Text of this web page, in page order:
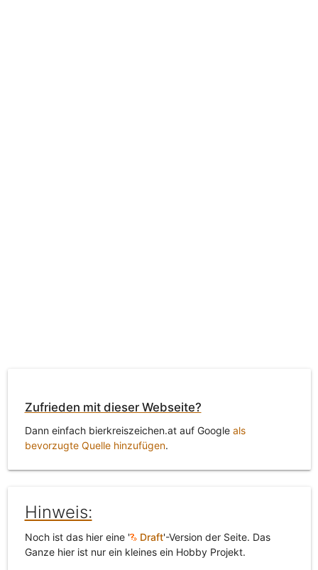
Zufrieden mit dieser Webseite?
Dann einfach bierkreiszeichen.at auf Google als
bevorzugte Quelle hinzufügen.
Hinweis:
Noch ist das hier eine ' Draft'-Version der Seite. Das
Ganze hier ist nur ein kleines ein Hobby Projekt.